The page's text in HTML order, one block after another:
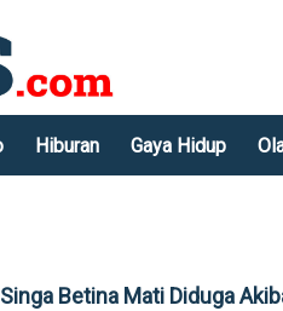
Hiburan Gaya Hidup
Betina Mati Diduga